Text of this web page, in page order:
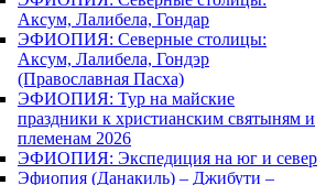
Аксум, Лалибела, Гондар
ЭФИОПИЯ: Северные столицы:
Аксум, Лалибела, Гондэр
(Православная Пасха)
ЭФИОПИЯ: Тур на майские
праздники к христианским святыням и
племенам 2026
ЭФИОПИЯ: Экспедиция на юг и север
Эфиопия (Данакиль) – Джибути –